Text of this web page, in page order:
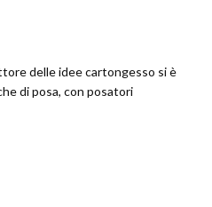
delle idee cartongesso si è
di posa, con posatori